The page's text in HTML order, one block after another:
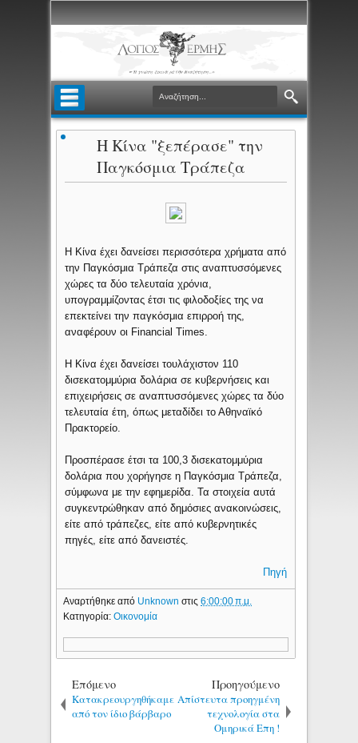
Η Κίνα "ξεπέρασε" την
Παγκόσμια Τράπεζα
Η Κίνα έχει δανείσει περισσότερα χρήματα από
την Παγκόσμια Τράπεζα στις αναπτυσσόμενες
χώρες τα δύο τελευταία χρόνια,
υπογραμμίζοντας έτσι τις φιλοδοξίες της να
επεκτείνει την παγκόσμια επιρροή της,
αναφέρουν οι Financial Times.
Η Κίνα έχει δανείσει τουλάχιστον 110
δισεκατομμύρια δολάρια σε κυβερνήσεις και
επιχειρήσεις σε αναπτυσσόμενες χώρες τα δύο
τελευταία έτη, όπως μεταδίδει το Αθηναϊκό
Πρακτορείο.
Προσπέρασε έτσι τα 100,3 δισεκατομμύρια
δολάρια που χορήγησε η Παγκόσμια Τράπεζα,
σύμφωνα με την εφημερίδα. Τα στοιχεία αυτά
συγκεντρώθηκαν από δημόσιες ανακοινώσεις,
είτε από τράπεζες, είτε από κυβερνητικές
πηγές, είτε από δανειστές.
Πηγή
Αναρτήθηκε από Unknownστις6:00:00 π.μ.
Κατηγορία:Οικονομία
Επόμενο
Κατακρεουργηθήκαμε
από τον ίδιο βάρβαρο
Προηγούμενο
Απίστευτα προηγμένη
τεχνολογία στα
Ομηρικά Επη !